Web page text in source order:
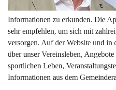
Informationen zu erkunden. Die
sehr empfehlen, um sich mit
versorgen. Auf der Website und in
über unser Vereinsleben,
sportlichen Leben,
Informationen aus dem